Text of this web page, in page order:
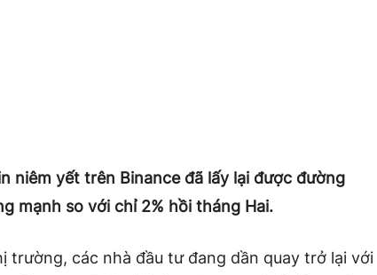
niêm yết trên Binance đã lấy lại được đường
mạnh so với chỉ 2% hồi tháng Hai.
trường, các nhà đầu tư đang dần quay trở lại với